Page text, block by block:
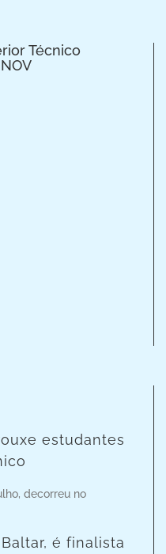
estudantes
decorreu no
é finalista